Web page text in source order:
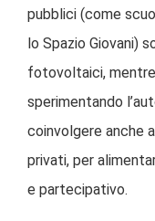
pubblici (come
lo Spazio Giovani)
fotovoltaici,
sperimentando
coinvolgere anche
privati, per
e partecipativo.